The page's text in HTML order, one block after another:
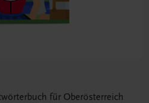
für Oberösterreich